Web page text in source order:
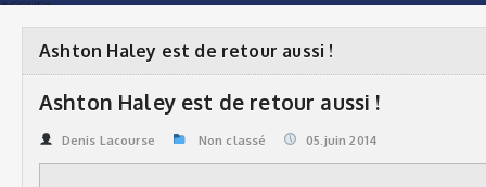
ACCUEIL
GALERIE PHOTOS
STATISTIQUES
ORGANISATION
CALENDRIER
COMMANDITAIRES
STATISTIQUES DE LA LIGUE
Ashton Haley est de retour aussi !
Ashton Haley est de retour aussi !
Denis Lacourse Non classé 05.juin 2014